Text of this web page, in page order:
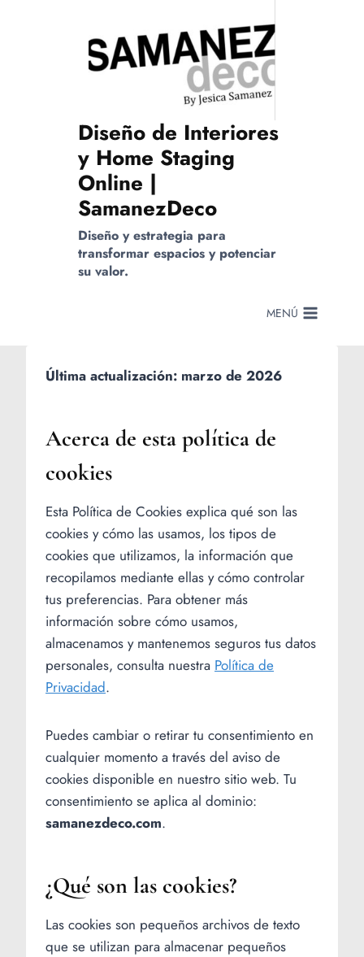
Diseño de Interiores
y Home Staging
Online |
SamanezDeco
Diseño y estrategia para
transformar espacios y potenciar
su valor.
MENÚ
Última actualización: marzo de 2026
Acerca de esta política de
cookies
Esta Política de Cookies explica qué son las
cookies y cómo las usamos, los tipos de
cookies que utilizamos, la información que
recopilamos mediante ellas y cómo controlar
tus preferencias. Para obtener más
información sobre cómo usamos,
almacenamos y mantenemos seguros tus datos
personales, consulta nuestra Política de
Privacidad.
Puedes cambiar o retirar tu consentimiento en
cualquier momento a través del aviso de
cookies disponible en nuestro sitio web. Tu
consentimiento se aplica al dominio:
samanezdeco.com.
¿Qué son las cookies?
Las cookies son pequeños archivos de texto
que se utilizan para almacenar pequeños